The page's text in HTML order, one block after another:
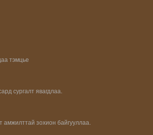
тэмцье
сургалт явагдлаа.
амжилттай зохион байгууллаа.